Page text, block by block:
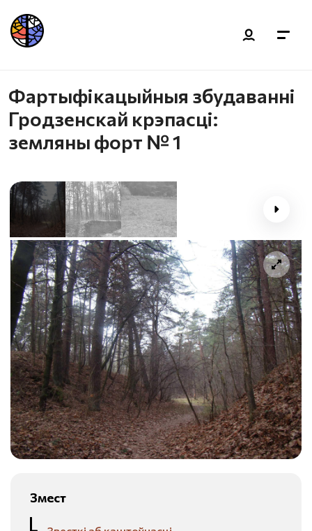
Фартыфікацыйныя збудаванні
Гродзенскай крэпасці:
земляны форт № 1
Змест